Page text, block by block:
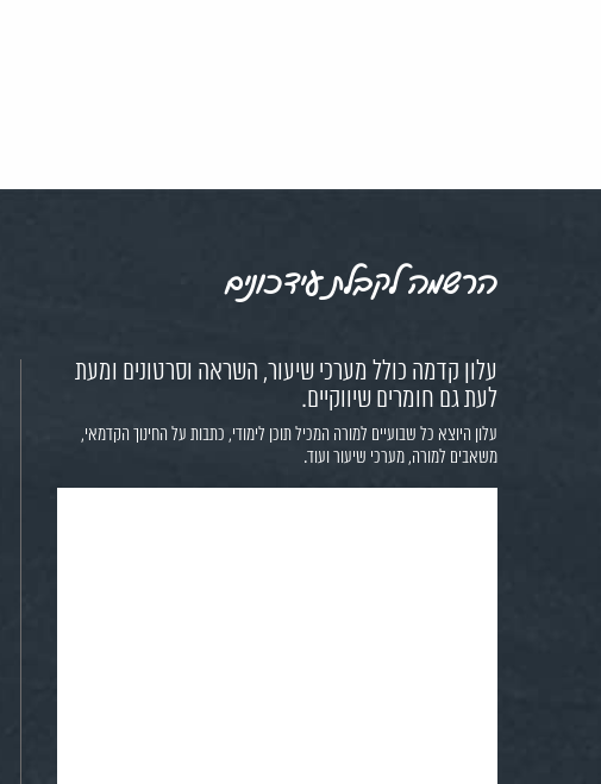
הרשמה לקבלת עידכונים
עלון קדמה כולל מערכי שיעור, השראה וסרטונים ומעת
לעת גם חומרים שיווקיים.
עלון היוצא כל שבועיים למורה המכיל תוכן לימודי, כתבות על החינוך הקדמאי,
משאבים למורה, מערכי שיעור ועוד.